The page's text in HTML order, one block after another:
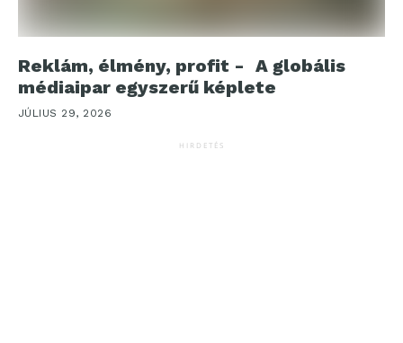
Reklám, élmény, profit - A globális
médiaipar egyszerű képlete
JÚLIUS 29, 2026
HIRDETÉS